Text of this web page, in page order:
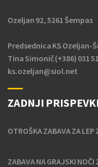
Ozeljan 92, 5261 Šempas
Predsednica KS Ozeljan-
Tina Simonič (+386) 031
ks.ozeljan@siol.net
ZADNJI
OTROŠKA ZABAVA ZA LEP
ZABAVA NA GRAJSKI NOČI